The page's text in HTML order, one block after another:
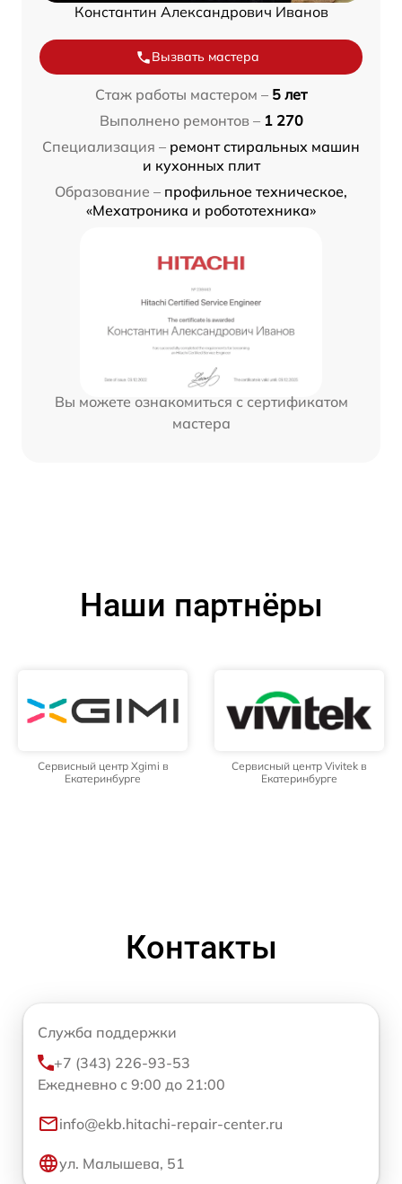
Константин Александрович Иванов
Вызвать мастера
Стаж работы мастером – 5 лет
Выполнено ремонтов – 1 270
Специализация – ремонт стиральных машин
и кухонных плит
Образование – профильное техническое,
«Мехатроника и робототехника»
Вы можете ознакомиться с сертификатом
мастера
Наши партнёры
Сервисный центр Xgimi в
Екатеринбурге
Сервисный центр Vivitek в
Екатеринбурге
Контакты
Служба поддержки
+7 (343) 226-93-53
Ежедневно с 9:00 до 21:00
info@ekb.hitachi-repair-center.ru
ул. Малышева, 51